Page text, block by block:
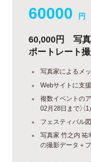
60000 円
60,000円 写真
ポートレート
写真家によるメ
Webサイトに支
複数イベントの
02月28日まで）（1
フェスティバル図
写真家 竹之内 祐
の撮影データ＋